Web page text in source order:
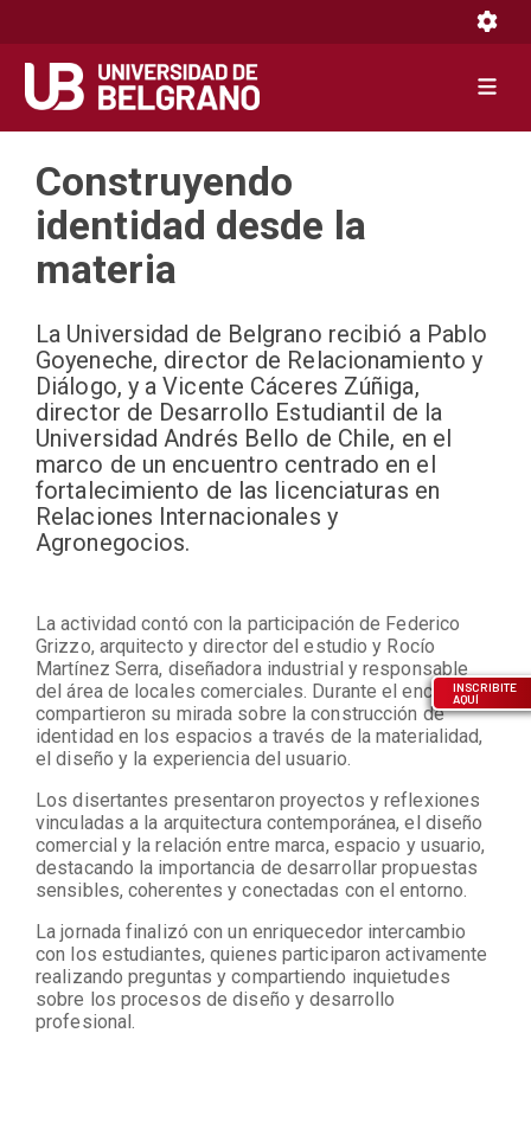
principal
Construyendo
identidad desde la
materia
La Universidad de Belgrano recibió a Pablo
Goyeneche, director de Relacionamiento y
Diálogo, y a Vicente Cáceres Zúñiga,
director de Desarrollo Estudiantil de la
Universidad Andrés Bello de Chile, en el
marco de un encuentro centrado en el
fortalecimiento de las licenciaturas en
Relaciones Internacionales y
Agronegocios.
La actividad contó con la participación de Federico
Grizzo, arquitecto y director del estudio y Rocío
Martínez Serra, diseñadora industrial y responsable
del área de locales comerciales. Durante el encuentro,
compartieron su mirada sobre la construcción de
identidad en los espacios a través de la materialidad,
el diseño y la experiencia del usuario.
Los disertantes presentaron proyectos y reflexiones
vinculadas a la arquitectura contemporánea, el diseño
comercial y la relación entre marca, espacio y usuario,
destacando la importancia de desarrollar propuestas
sensibles, coherentes y conectadas con el entorno.
La jornada finalizó con un enriquecedor intercambio
con los estudiantes, quienes participaron activamente
realizando preguntas y compartiendo inquietudes
sobre los procesos de diseño y desarrollo
profesional.
INSCRIBITE
AQUÍ